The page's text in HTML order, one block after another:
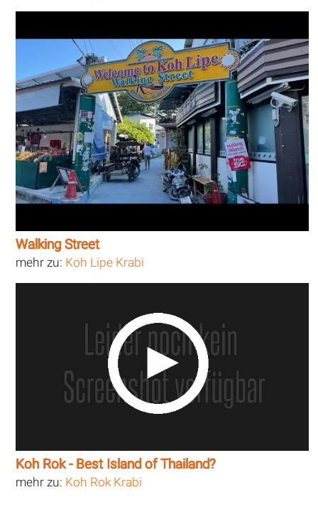
Walking Street
mehr zu: Koh Lipe Krabi
Koh Rok - Best Island of Thailand?
mehr zu: Koh Rok Krabi